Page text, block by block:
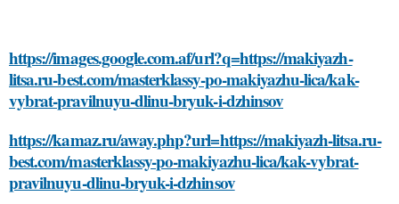
https://images.google.com.af/url?q=https://makiyazh-
litsa.ru-best.com/masterklassy-po-makiyazhu-lica/kak-
vybrat-pravilnuyu-dlinu-bryuk-i-dzhinsov
https://kamaz.ru/away.php?url=https://makiyazh-litsa.ru-
best.com/masterklassy-po-makiyazhu-lica/kak-vybrat-
pravilnuyu-dlinu-bryuk-i-dzhinsov